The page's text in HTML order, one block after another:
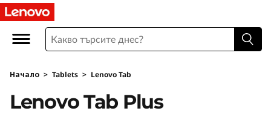
L
n
o
Начало > Tablets > Lenovo Tab
Lenovo Tab Plus